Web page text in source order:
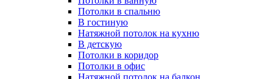
Потолки в спальню
В гостиную
Натяжной потолок на кухню
В детскую
Потолки в коридор
Потолки в офис
Натяжной потолок на балкон